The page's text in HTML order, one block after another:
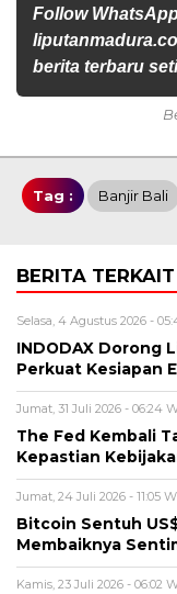
Follow
berita terbaru
Tag : Banjir Bali
BERITA TERKAIT
Selasa, 4 Agustus 2026 -
INDODAX Dorong
Perkuat Kesiapan
Jumat, 31 Juli 2026 - 06:24
The Fed Kembali
Kepastian
Jumat, 24 Juli 2026 - 11:05
Bitcoin Sentuh
Membaiknya
Kamis, 23 Juli 2026 - 06:02